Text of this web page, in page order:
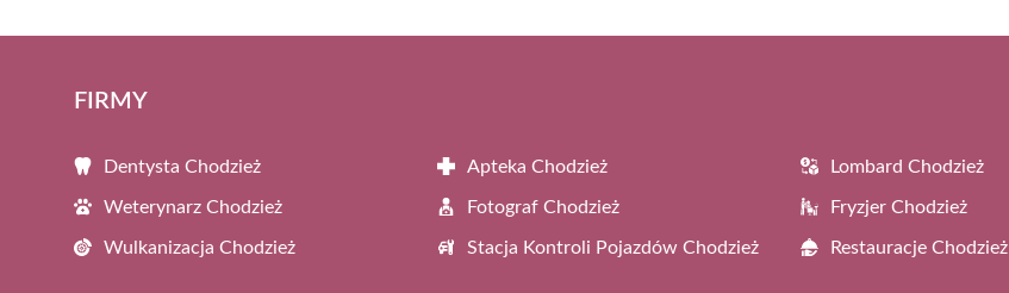
FIRMY
Dentysta Chodzież Apteka Chodzież Lombard Chodzież
Weterynarz Chodzież Fotograf Chodzież Fryzjer Chodzież
Wulkanizacja Chodzież Stacja Kontroli Pojazdów Chodzież Restauracje Chodzież